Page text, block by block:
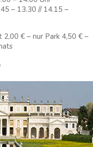
– 13.30 // 14.15 –
€ – nur Park 4,50 € –